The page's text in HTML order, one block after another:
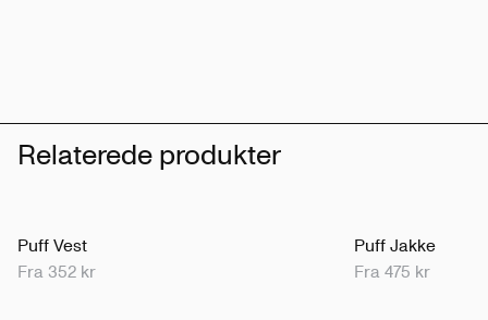
Relaterede produkter
Puff Vest
Fra 352 kr
Puff Jakke
Fra 475 kr